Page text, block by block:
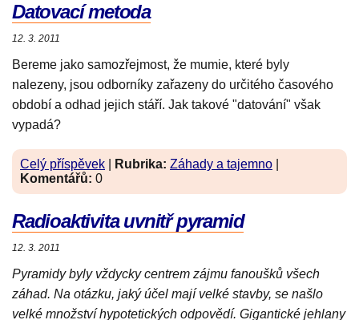
Datovací metoda
12. 3. 2011
Bereme jako samozřejmost, že mumie, které byly
nalezeny, jsou odborníky zařazeny do určitého časového
období a odhad jejich stáří. Jak takové "datování" však
vypadá?
Celý příspěvek Rubrika: Záhady a tajemno
Komentářů: 0
Radioaktivita uvnitř pyramid
12. 3. 2011
Pyramidy byly vždycky centrem zájmu fanoušků všech
záhad. Na otázku, jaký účel mají velké stavby, se našlo
velké množství hypotetických odpovědí. Gigantické jehlany